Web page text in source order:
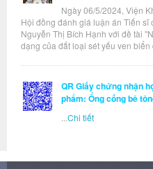
Ngày 06/5/2024, Viện
Hội đồng đánh giá luận án Tiến
Nguyễn Thị Bích Hạnh với đề tài
dạng của đất loại sét yếu ven biển
QR Giấy chứng nhận
phẩm: Ống cống bê
Chi tiết